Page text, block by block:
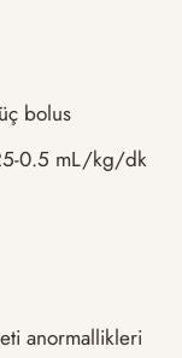
bolus
0.5 mL/kg/dk
anormallikleri